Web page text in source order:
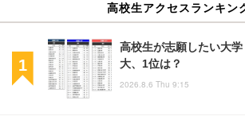
高校生アクセスランキン
高校生が志願したい大
大、1位は？
2026.8.6 Thu 9:15